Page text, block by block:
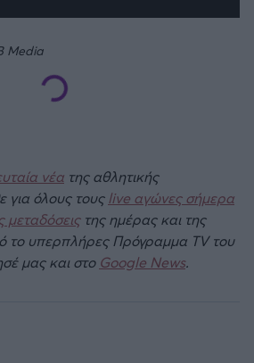
Media
νέα της αθλητικής
για όλους τους live αγώνες σήμερα
μεταδόσειςτης ημέρας και της
το υπερπλήρες Πρόγραμμα TV του
μας και στο Google News.